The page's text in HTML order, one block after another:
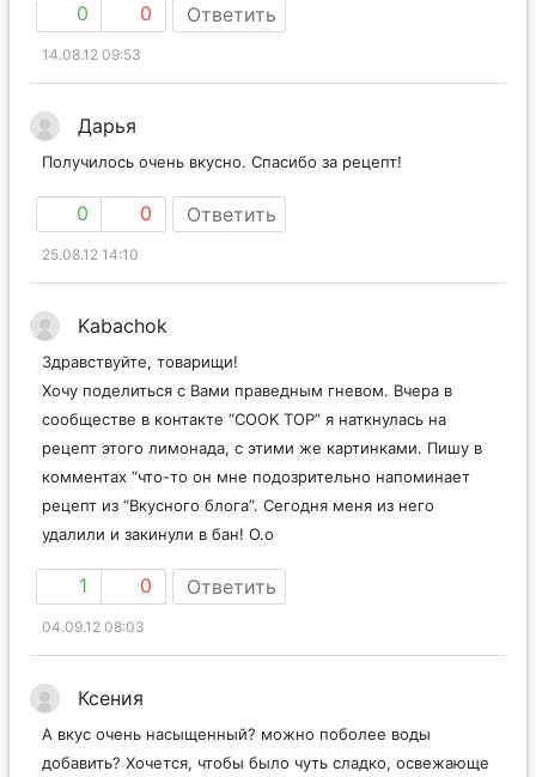
0 0 Ответить
14.08.12 09:53
Дарья
Получилось очень вкусно. Спасибо за рецепт!
0 0 Ответить
25.08.12 14:10
Kabachok
Здравствуйте, товарищи!
Хочу поделиться с Вами праведным гневом. Вчера в
сообществе в контакте “COOK TOP” я наткнулась на
рецепт этого лимонада, с этими же картинками. Пишу в
комментах “что-то он мне подозрительно напоминает
рецепт из “Вкусного блога”. Сегодня меня из него
удалили и закинули в бан! О.о
1 0 Ответить
04.09.12 08:03
Ксения
А вкус очень насыщенный? можно поболее воды
добавить? Хочется, чтобы было чуть сладко, освежающе